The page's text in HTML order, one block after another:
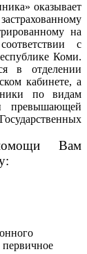
оказывает
на
с
Коми.
в отделении
кабинете, а
по видам
превышающей
Вам
первичное